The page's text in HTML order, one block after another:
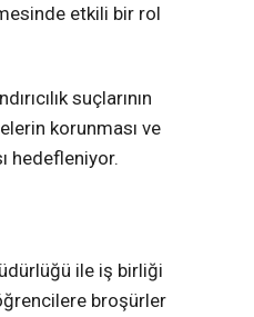
etkili bir rol
suçlarının
korunması ve
hedefleniyor.
ile iş birliği
broşürler